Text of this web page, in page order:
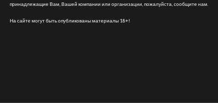
принадлежащие Вам, Вашей компании или организации, пожалуйста, сообщите нам.
На сайте могут быть опубликованы материалы 18+!